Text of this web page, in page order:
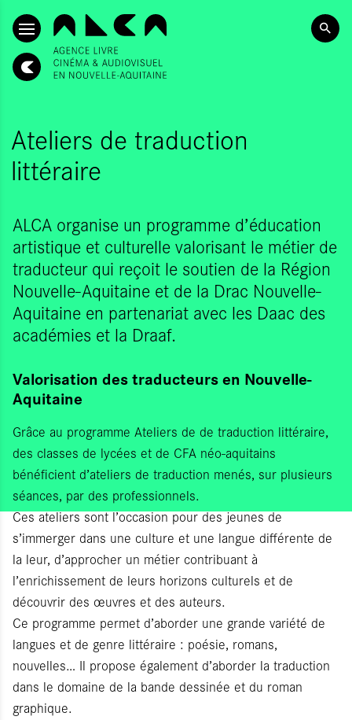
ALLER AU CONTENU PRINCIPAL
Ateliers de traduction
littéraire
ALCA organise un programme d’éducation
artistique et culturelle valorisant le métier de
traducteur qui reçoit le soutien de la Région
Nouvelle-Aquitaine et de la Drac Nouvelle-
Aquitaine en partenariat avec les Daac des
académies et la Draaf.
Valorisation des traducteurs en Nouvelle-
Aquitaine
Grâce au programme Ateliers de de traduction littéraire,
des classes de lycées et de CFA néo-aquitains
bénéficient d’ateliers de traduction menés, sur plusieurs
séances, par des professionnels.
Ces ateliers sont l’occasion pour des jeunes de
s’immerger dans une culture et une langue différente de
la leur, d’approcher un métier contribuant à
l’enrichissement de leurs horizons culturels et de
découvrir des œuvres et des auteurs.
Ce programme permet d’aborder une grande variété de
langues et de genre littéraire : poésie, romans,
nouvelles… Il propose également d’aborder la traduction
dans le domaine de la bande dessinée et du roman
graphique.